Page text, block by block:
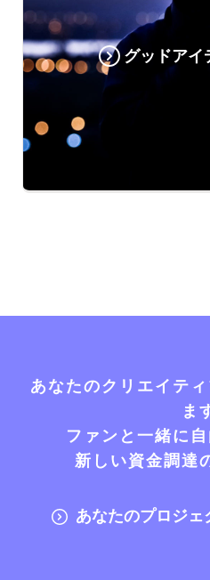
グッドア
あなたのクリエイテ
ま
ファンと一緒に
新しい資金調達
あなたのプロジ